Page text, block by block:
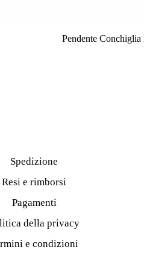
Pendente
Spedizione
Resi e rimborsi
Pagamenti
della privacy
e condizioni